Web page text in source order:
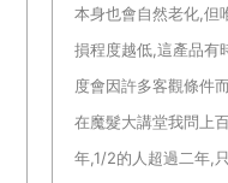
本身也會自然老化,但
損程度越低,這產品有
度會因許多客觀條件
在魔髮大講堂我問上
年,1/2的人超過二年,